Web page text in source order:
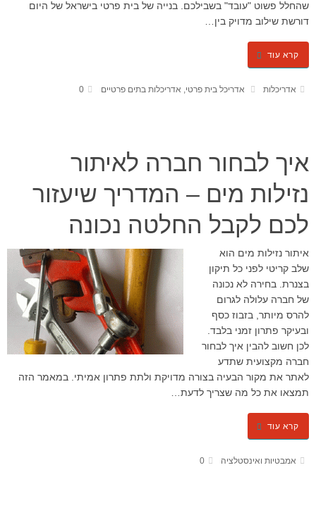
שהחלל פשוט "עובד" בשבילכם. בנייה של בית פרטי בישראל של היום
דורשת שילוב מדויק בין…
קרא עוד
אדריכלות אדריכל בית פרטי אדריכלות בתים פרטיים 0
איך לבחור חברה לאיתור
נזילות מים – המדריך שיעזור
לכם לקבל החלטה נכונה
איתור נזילות מים הוא
שלב קריטי לפני כל תיקון
בצנרת. בחירה לא נכונה
של חברה עלולה לגרום
להרס מיותר, בזבוז כסף
ובעיקר פתרון זמני בלבד.
לכן חשוב להבין איך לבחור
חברה מקצועית שתדע
לאתר את מקור הבעיה בצורה מדויקת ולתת פתרון אמיתי. במאמר הזה
תמצאו את כל מה שצריך לדעת…
קרא עוד
אמבטיות ואינסטלציה 0